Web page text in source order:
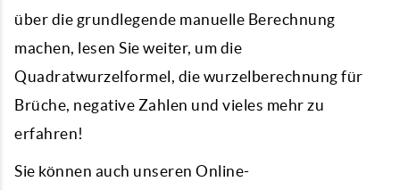
über die grundlegende manuelle Berechnung
machen, lesen Sie weiter, um die
Quadratwurzelformel, die wurzelberechnung für
Brüche, negative Zahlen und vieles mehr zu
erfahren!
Sie können auch unseren Online-